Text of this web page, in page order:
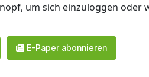
um sich einzuloggen oder
E-Paper abonnieren